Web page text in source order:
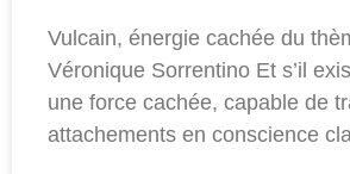
Vulcain, énergie cachée du
Véronique Sorrentino Et s’il
une force cachée, capable de
attachements en conscience